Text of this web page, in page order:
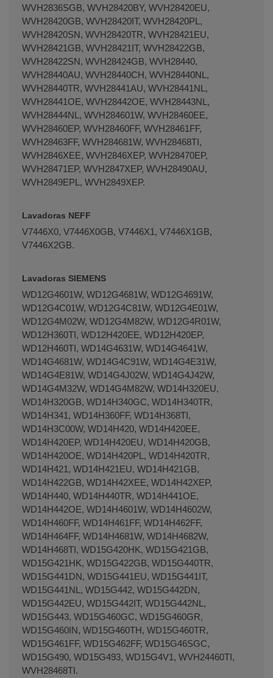
WVH2836SGB, WVH28420BY, WVH28420EU,
WVH28420GB, WVH28420IT, WVH28420PL,
WVH28420SN, WVH28420TR, WVH28421EU,
WVH28421GB, WVH28421IT, WVH28422GB,
WVH28422SN, WVH28424GB, WVH28440,
WVH28440AU, WVH28440CH, WVH28440NL,
WVH28440TR, WVH28441AU, WVH28441NL,
WVH28441OE, WVH28442OE, WVH28443NL,
WVH28444NL, WVH284601W, WVH28460EE,
WVH28460EP, WVH28460FF, WVH28461FF,
WVH28463FF, WVH284681W, WVH28468TI,
WVH2846XEE, WVH2846XEP, WVH28470EP,
WVH28471EP, WVH2847XEP, WVH28490AU,
WVH2849EPL, WVH2849XEP.
Lavadoras NEFF
V7446X0, V7446X0GB, V7446X1, V7446X1GB,
V7446X2GB.
Lavadoras SIEMENS
WD12G4601W, WD12G4681W, WD12G4691W,
WD12G4C01W, WD12G4C81W, WD12G4E01W,
WD12G4M02W, WD12G4M82W, WD12G4R01W,
WD12H360TI, WD12H420EE, WD12H420EP,
WD12H460TI, WD14G4631W, WD14G4641W,
WD14G4681W, WD14G4C91W, WD14G4E31W,
WD14G4E81W, WD14G4J02W, WD14G4J42W,
WD14G4M32W, WD14G4M82W, WD14H320EU,
WD14H320GB, WD14H340GC, WD14H340TR,
WD14H341, WD14H360FF, WD14H368TI,
WD14H3C00W, WD14H420, WD14H420EE,
WD14H420EP, WD14H420EU, WD14H420GB,
WD14H420OE, WD14H420PL, WD14H420TR,
WD14H421, WD14H421EU, WD14H421GB,
WD14H422GB, WD14H42XEE, WD14H42XEP,
WD14H440, WD14H440TR, WD14H441OE,
WD14H442OE, WD14H4601W, WD14H4602W,
WD14H460FF, WD14H461FF, WD14H462FF,
WD14H464FF, WD14H4681W, WD14H4682W,
WD14H468TI, WD15G420HK, WD15G421GB,
WD15G421HK, WD15G422GB, WD15G440TR,
WD15G441DN, WD15G441EU, WD15G441IT,
WD15G441NL, WD15G442, WD15G442DN,
WD15G442EU, WD15G442IT, WD15G442NL,
WD15G443, WD15G460GC, WD15G460GR,
WD15G460IN, WD15G460TH, WD15G460TR,
WD15G461FF, WD15G462FF, WD15G46SGC,
WD15G490, WD15G493, WD15G4V1, WVH24460TI,
WVH28468TI.